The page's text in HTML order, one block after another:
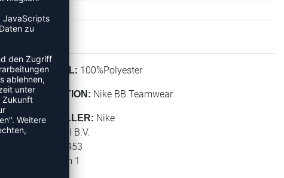
MATERIAL: 100%Polyester
KOLLEKTION: Nike BB Teamwear
HERSTELLER: Nike
NIKE Retail B.V.
PO BOX 6453
Colosseum 1